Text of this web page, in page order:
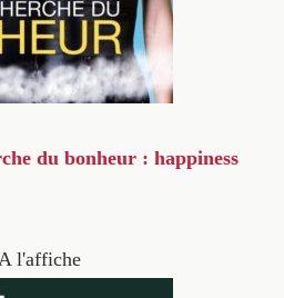
du bonheur : happiness
A l'affiche